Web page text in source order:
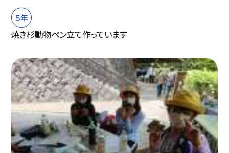
５年
焼き杉動物ペン立て作っています